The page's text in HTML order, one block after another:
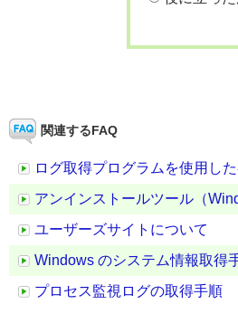
関連するFAQ
ログ取得プログラムを使用し
アンインストールツール（
ユーザーズサイトについて
Windows のシステム情報取得
プロセス監視ログの取得手順